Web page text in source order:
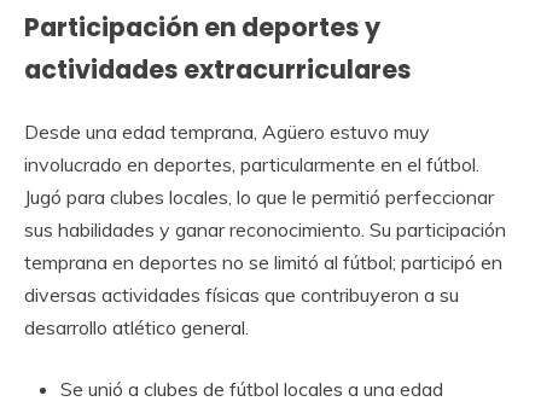
Participación en deportes y
actividades extracurriculares
Desde una edad temprana, Agüero estuvo muy
involucrado en deportes, particularmente en el fútbol.
Jugó para clubes locales, lo que le permitió perfeccionar
sus habilidades y ganar reconocimiento. Su participación
temprana en deportes no se limitó al fútbol; participó en
diversas actividades físicas que contribuyeron a su
desarrollo atlético general.
Se unió a clubes de fútbol locales a una edad